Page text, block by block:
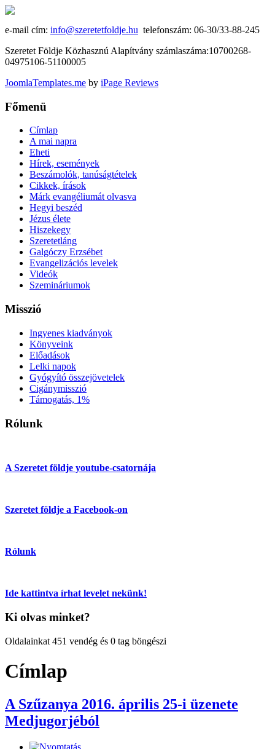
e-mail cím: info@szeretetfoldje.hu telefonszám: 06-30/33-88-245
Szeretet Földje Közhasznú Alapítvány számlaszáma:10700268-
04975106-51100005
JoomlaTemplates.me by iPage Reviews
Főmenü
Címlap
A mai napra
Eheti
Hírek, események
Beszámolók, tanúságtételek
Cikkek, írások
Márk evangéliumát olvasva
Hegyi beszéd
Jézus élete
Hiszekegy
Szeretetláng
Galgóczy Erzsébet
Evangelizációs levelek
Videók
Szemináriumok
Misszió
Ingyenes kiadványok
Könyveink
Előadások
Lelki napok
Gyógyító összejövetelek
Cigánymisszió
Támogatás, 1%
Rólunk
A Szeretet földje youtube-csatornája
Szeretet földje a Facebook-on
Rólunk
Ide kattintva írhat levelet nekünk!
Ki olvas minket?
Oldalainkat 451 vendég és 0 tag böngészi
Címlap
A Szűzanya 2016. április 25-i üzenete
Medjugorjéból